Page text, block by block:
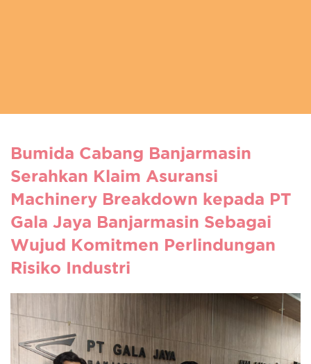
Bumida Cabang Banjarmasin
Serahkan Klaim Asuransi
Machinery Breakdown kepada PT
Gala Jaya Banjarmasin Sebagai
Wujud Komitmen Perlindungan
Risiko Industri